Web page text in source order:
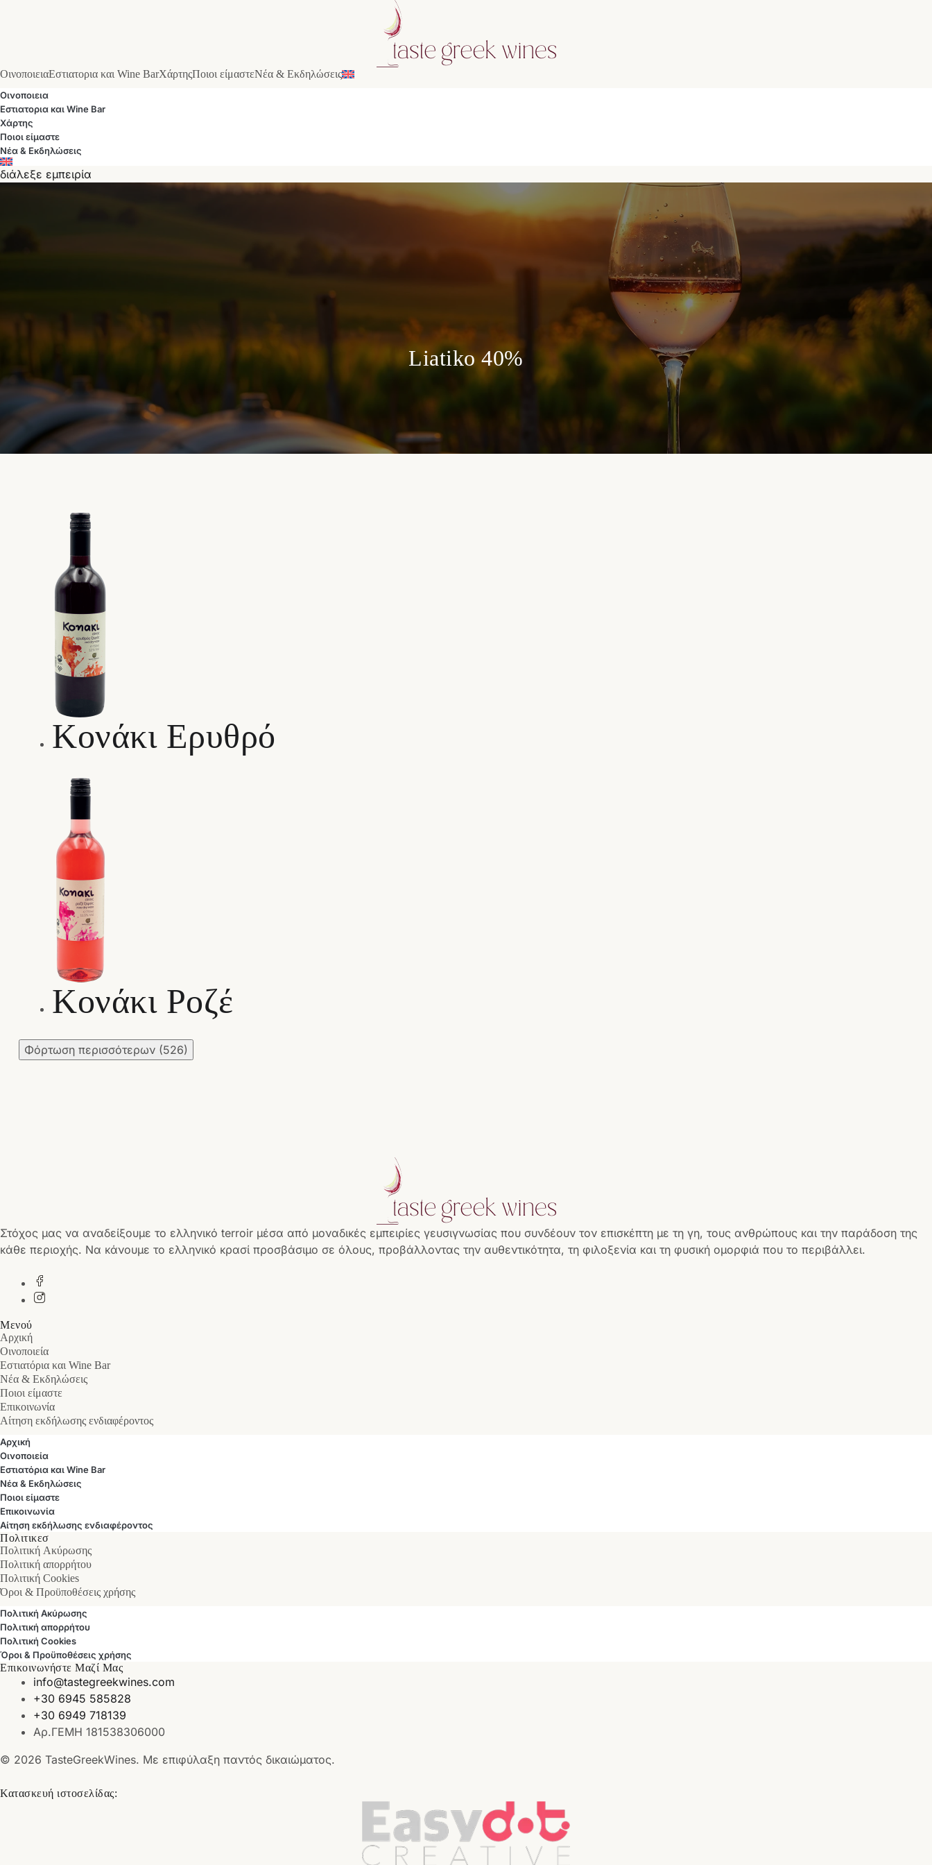
ΟινοποιειαΕστιατορια και Wine BarΧάρτηςΠοιοι είμαστεΝέα & Εκδηλώσεις
Οινοποιεια
Εστιατορια και Wine Bar
Χάρτης
Ποιοι είμαστε
Νέα & Εκδηλώσεις
διάλεξε εμπειρία
Liatiko 40%
Κονάκι Ερυθρό
Κονάκι Ροζέ
Φόρτωση περισσότερων (526)
Στόχος μας να αναδείξουμε το ελληνικό terroir μέσα από μοναδικές εμπειρίες γευσιγνωσίας που συνδέουν τον επισκέπτη με τη γη, τους ανθρώπους και την παράδοση της
κάθε περιοχής. Να κάνουμε το ελληνικό κρασί προσβάσιμο σε όλους, προβάλλοντας την αυθεντικότητα, τη φιλοξενία και τη φυσική ομορφιά που το περιβάλλει.
Μενού
Αρχική
Οινοποιεία
Εστιατόρια και Wine Bar
Νέα & Εκδηλώσεις
Ποιοι είμαστε
Επικοινωνία
Αίτηση εκδήλωσης ενδιαφέροντος
Αρχική
Οινοποιεία
Εστιατόρια και Wine Bar
Νέα & Εκδηλώσεις
Ποιοι είμαστε
Επικοινωνία
Αίτηση εκδήλωσης ενδιαφέροντος
Πολιτικεσ
Πολιτική Ακύρωσης
Πολιτική απορρήτου
Πολιτική Cookies
Όροι & Προϋποθέσεις χρήσης
Πολιτική Ακύρωσης
Πολιτική απορρήτου
Πολιτική Cookies
Όροι & Προϋποθέσεις χρήσης
Επικοινωνήστε Μαζί Μας
info@tastegreekwines.com
+30 6945 585828
+30 6949 718139
Αρ.ΓΕΜΗ 181538306000
© 2026 TasteGreekWines. Με επιφύλαξη παντός δικαιώματος.
Κατασκευή ιστοσελίδας: